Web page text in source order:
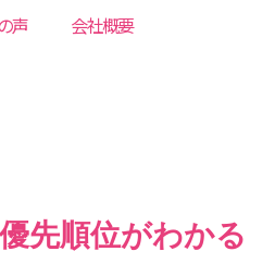
声 会社概要
先順位がわか